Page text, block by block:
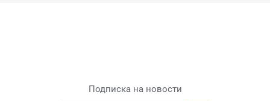
Подписка на новости